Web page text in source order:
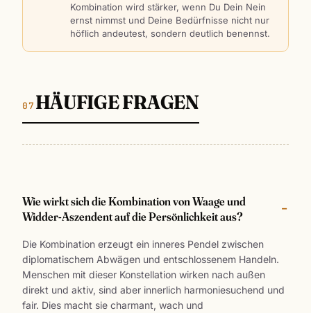
Kombination wird stärker, wenn Du Dein Nein
ernst nimmst und Deine Bedürfnisse nicht nur
höflich andeutest, sondern deutlich benennst.
HÄUFIGE FRAGEN
Wie wirkt sich die Kombination von Waage und
Widder-Aszendent auf die Persönlichkeit aus?
Die Kombination erzeugt ein inneres Pendel zwischen
diplomatischem Abwägen und entschlossenem Handeln.
Menschen mit dieser Konstellation wirken nach außen
direkt und aktiv, sind aber innerlich harmoniesuchend und
fair. Dies macht sie charmant, wach und